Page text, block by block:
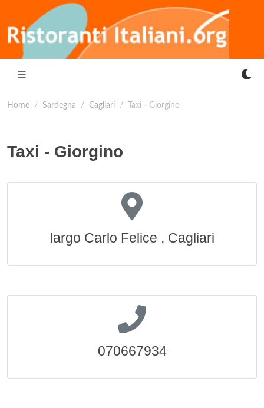
Home Sardegna Cagliari Taxi - Giorgino
Taxi - Giorgino
largo Carlo Felice , Cagliari
070667934